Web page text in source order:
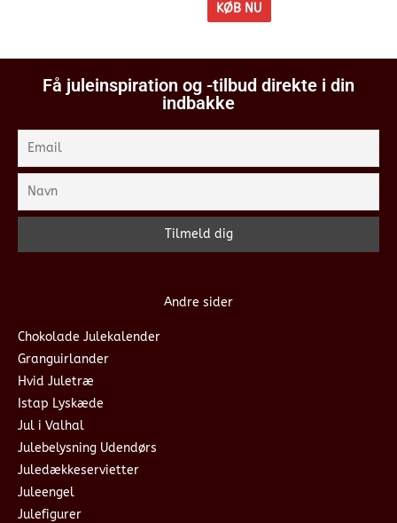
KØB NU
Få juleinspiration og -tilbud direkte i din
indbakke
Andre sider
Chokolade Julekalender
Granguirlander
Hvid Juletræ
Istap Lyskæde
Jul i Valhal
Julebelysning Udendørs
Juledækkeservietter
Juleengel
Julefigurer